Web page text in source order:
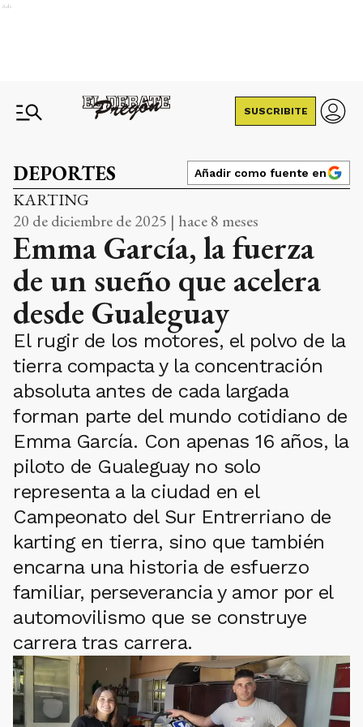
Ads
SUSCRIBITE
DEPORTES Añadir como fuente en
KARTING
20 de diciembre de 2025 | hace 8 meses
Emma García, la fuerza
de un sueño que acelera
desde Gualeguay
El rugir de los motores, el polvo de la
tierra compacta y la concentración
absoluta antes de cada largada
forman parte del mundo cotidiano de
Emma García. Con apenas 16 años, la
piloto de Gualeguay no solo
representa a la ciudad en el
Campeonato del Sur Entrerriano de
karting en tierra, sino que también
encarna una historia de esfuerzo
familiar, perseverancia y amor por el
automovilismo que se construye
carrera tras carrera.